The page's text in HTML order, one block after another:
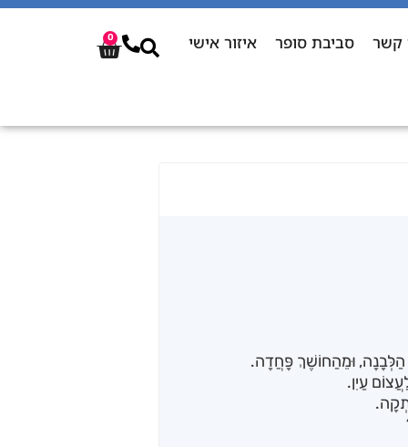
קשר סביבת סופר איזור אישי 0
וּמֵהַחוֹשֶׁךְ פָּחֲדָה.
עַיִן.